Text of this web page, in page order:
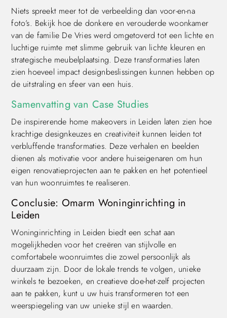
Niets spreekt meer tot de verbeelding dan voor-en-na
foto’s. Bekijk hoe de donkere en verouderde woonkamer
van de familie De Vries werd omgetoverd tot een lichte en
luchtige ruimte met slimme gebruik van lichte kleuren en
strategische meubelplaatsing. Deze transformaties laten
zien hoeveel impact designbeslissingen kunnen hebben op
de uitstraling en sfeer van een huis.
Samenvatting van Case Studies
De inspirerende home makeovers in Leiden laten zien hoe
krachtige designkeuzes en creativiteit kunnen leiden tot
verbluffende transformaties. Deze verhalen en beelden
dienen als motivatie voor andere huiseigenaren om hun
eigen renovatieprojecten aan te pakken en het potentieel
van hun woonruimtes te realiseren.
Conclusie: Omarm Woninginrichting in
Leiden
Woninginrichting in Leiden biedt een schat aan
mogelijkheden voor het creëren van stijlvolle en
comfortabele woonruimtes die zowel persoonlijk als
duurzaam zijn. Door de lokale trends te volgen, unieke
winkels te bezoeken, en creatieve doe-het-zelf projecten
aan te pakken, kunt u uw huis transformeren tot een
weerspiegeling van uw unieke stijl en waarden.